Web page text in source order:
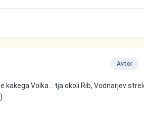
Avtor
Volka... tja okoli Rib, Vodnarjev
)...